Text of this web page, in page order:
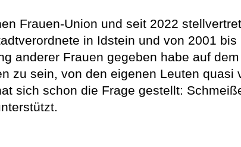
Frauen-Union und seit 2022
in Idstein und von 2001
anderer Frauen gegeben habe auf
zu sein, von den eigenen Leuten quasi
sich schon die Frage gestellt: